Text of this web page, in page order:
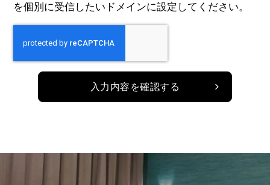
を個別に受信したいドメインに設定してください。
入力内容を確認する